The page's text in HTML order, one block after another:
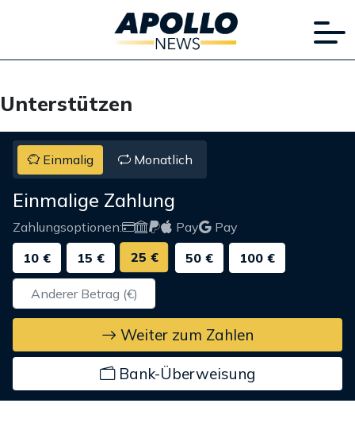
Unterstützen
Einmalig Monatlich
Einmalige Zahlung
Zahlungsoptionen: Pay
Pay
10 €
15 € 25 € 50 € 100 €
Weiter zum Zahlen
Bank-Überweisung